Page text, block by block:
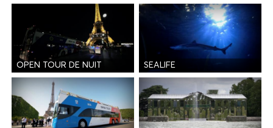
OPEN TOUR DE NUIT SEALIFE